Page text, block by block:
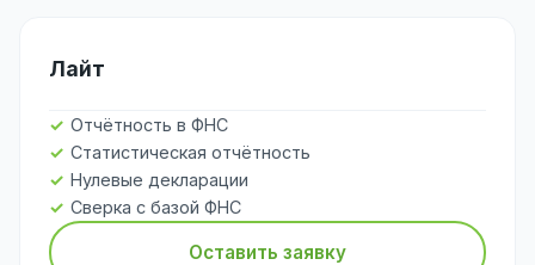
Лайт
Отчётность в ФНС
Статистическая отчётность
Нулевые декларации
Сверка с базой ФНС
Оставить заявку